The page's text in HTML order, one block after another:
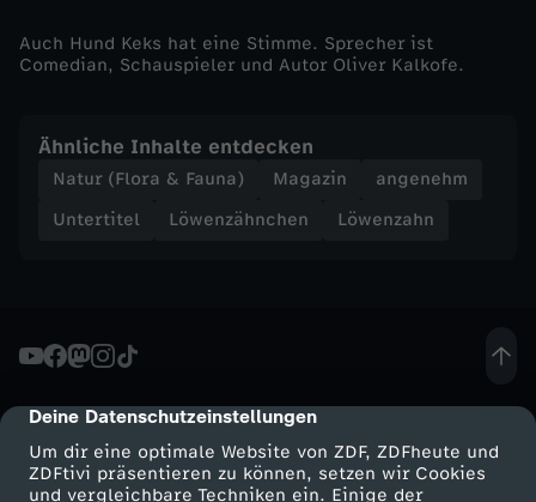
cmp-dialog-description
Deine Datenschutzeinstellungen
Um dir eine optimale Website von ZDF, ZDFheute und
ZDFtivi präsentieren zu können, setzen wir Cookies
und vergleichbare Techniken ein. Einige der
k
Auch Hund Keks hat eine Stimme. Sprecher ist
Comedian, Schauspieler und Autor Oliver Kalkofe.
Ähnliche Inhalte entdecken
Natur (Flora & Fauna) Magazin
angenehm
Untertitel
Löwenzähnchen Löwenzahn